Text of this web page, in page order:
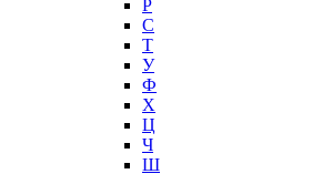
Р
С
Т
У
Ф
Х
Ц
Ч
Ш